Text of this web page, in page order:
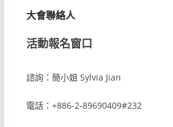
大會聯絡人
活動報名窗口
諮詢：簡小姐 Sylvia Jian
電話：+886-2-89690409#232